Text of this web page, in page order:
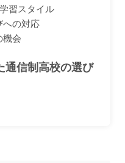
習スタイル
への対応
機会
通信制高校の選び